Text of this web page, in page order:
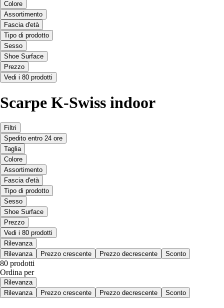
Colore
Assortimento
Fascia d'età
Tipo di prodotto
Sesso
Shoe Surface
Prezzo
Vedi i 80 prodotti
Scarpe K-Swiss indoor
Filtri
Spedito entro 24 ore
Taglia
Colore
Assortimento
Fascia d'età
Tipo di prodotto
Sesso
Shoe Surface
Prezzo
Vedi i 80 prodotti
Rilevanza
Rilevanza
Prezzo crescente Prezzo decrescente Sconto
80 prodotti
Ordina per
Rilevanza
Rilevanza
Prezzo crescente Prezzo decrescente Sconto